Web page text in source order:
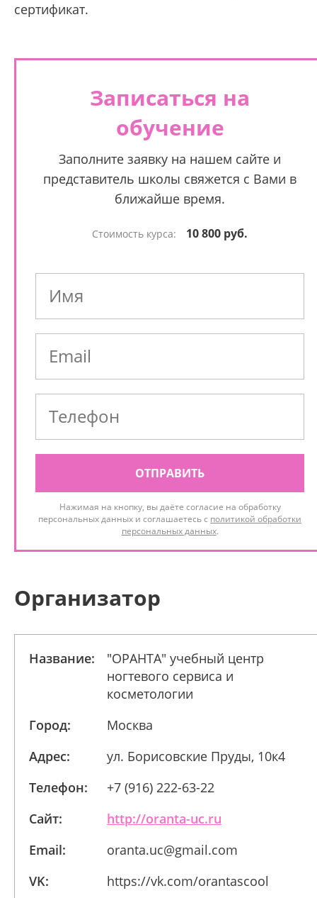
сертификат.
Записаться на
обучение
Заполните заявку на нашем сайте и
представитель школы свяжется с Вами в
ближайше время.
Стоимость курса: 10 800 руб.
ОТПРАВИТЬ
Нажимая на кнопку, вы даёте согласие на обработку
персональных данных и соглашаетесь с политикой обработки
персональных данных.
Организатор
Название:
"ОРАНТА" учебный центр
ногтевого сервиса и
косметологии
Город:
Москва
Адрес:
ул. Борисовские Пруды, 10к4
Телефон:
+7 (916) 222-63-22
Сайт:
http://oranta-uc.ru
Email:
oranta.uc@gmail.com
VK:
https://vk.com/orantascool